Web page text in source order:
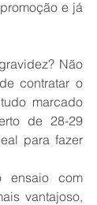
e já
Não
contratar o
marcado
de 28-29
para fazer
ensaio com
vantajoso,